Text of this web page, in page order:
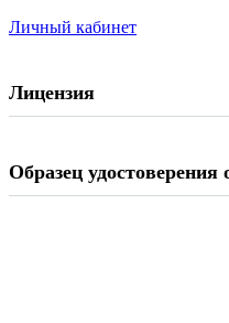
Личный кабинет
Лицензия
Образец